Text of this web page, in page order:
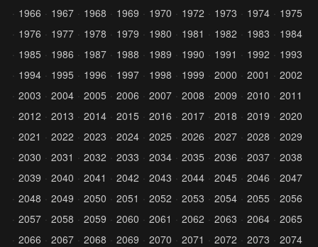
1966
1967 1968 1969 1970 1972 1973 1974
1975
1976
1977 1978 1979 1980 1981 1982 1983
1984
1985
1986 1987 1988 1989 1990 1991 1992
1993
1994
1995 1996 1997 1998 1999 2000 2001
2002
2003
2004 2005 2006 2007 2008 2009 2010
2011
2012
2013 2014 2015 2016 2017 2018 2019
2020
2021
2022 2023 2024 2025 2026 2027 2028
2029
2030
2031 2032 2033 2034 2035 2036 2037
2038
2039
2040 2041 2042 2043 2044 2045 2046
2047
2048
2049 2050 2051 2052 2053 2054 2055
2056
2057
2058 2059 2060 2061 2062 2063 2064
2065
2066
2067 2068 2069 2070 2071 2072 2073
2074